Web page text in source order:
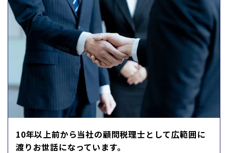
10年以上前から当社の顧問税理士として広範囲に
渡りお世話になっています。